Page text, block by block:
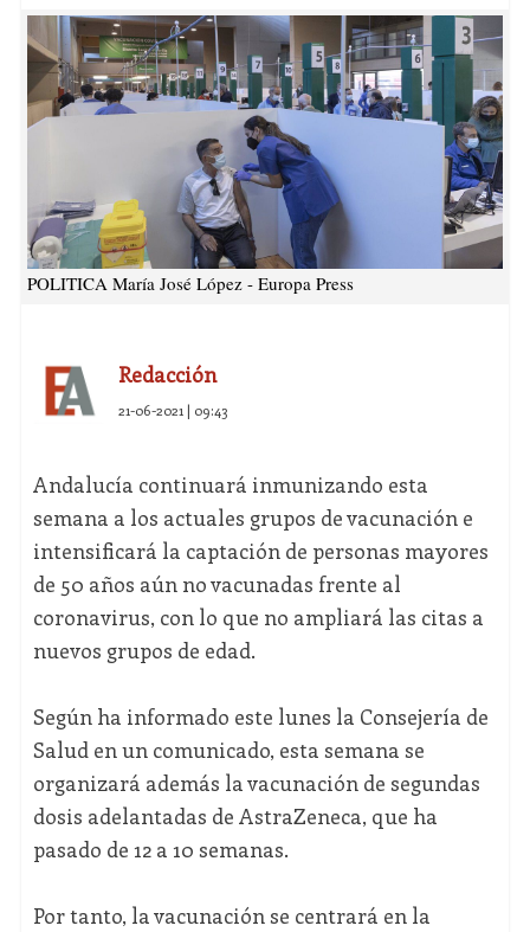
POLITICA María José López - Europa Press
Redacción
21-06-2021 | 09:43
Andalucía continuará inmunizando esta
semana a los actuales grupos de vacunación e
intensificará la captación de personas mayores
de 50 años aún no vacunadas frente al
coronavirus, con lo que no ampliará las citas a
nuevos grupos de edad.
Según ha informado este lunes la Consejería de
Salud en un comunicado, esta semana se
organizará además la vacunación de segundas
dosis adelantadas de AstraZeneca, que ha
pasado de 12 a 10 semanas.
Por tanto, la vacunación se centrará en la